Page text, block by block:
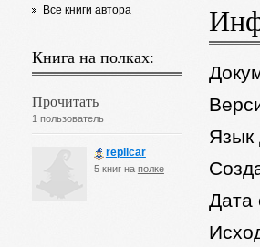
Все книги автора
Книга на полках:
Прочитать
1 пользователь
replicar
5 книг на полке
Язык
Дата